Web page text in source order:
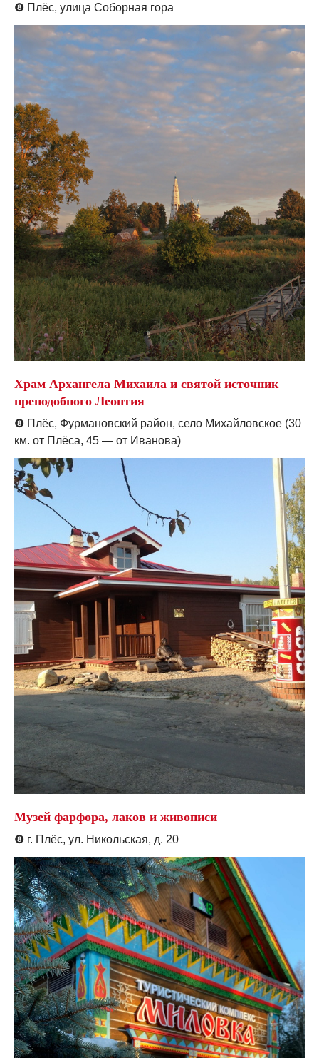
❽ Плёс, улица Соборная гора
Храм Архангела Михаила и святой источник
преподобного Леонтия
❽ Плёс, Фурмановский район, село Михайловское (30
км. от Плёса, 45 — от Иванова)
Музей фарфора, лаков и живописи
❽ г. Плёс, ул. Никольская, д. 20